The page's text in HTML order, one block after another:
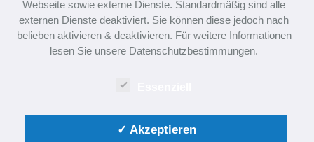
Webseite sowie externe Dienste. Standardmäßig sind alle
externen Dienste deaktiviert. Sie können diese jedoch nach
belieben aktivieren & deaktivieren. Für weitere Informationen
lesen Sie unsere Datenschutzbestimmungen.
✓ Akzeptieren